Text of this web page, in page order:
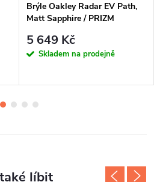
Brýle Oakley Radar EV Path,
Matt Sapphire / PRIZM
5 649 Kč
Skladem na prodejně